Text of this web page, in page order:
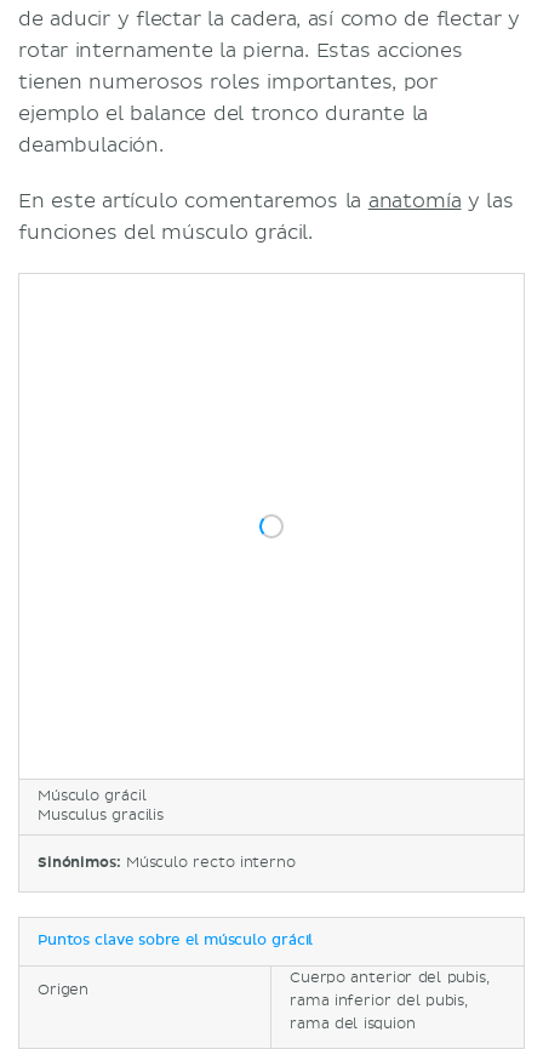
Músculo grácil
Musculus gracilis
Sinónimos: Músculo recto interno
de aducir y flectar la cadera, así como de flectar y
rotar internamente la pierna. Estas acciones
tienen numerosos roles importantes, por
ejemplo el balance del tronco durante la
deambulación.
En este artículo comentaremos la anatomía y las
funciones del músculo grácil.
Puntos clave sobre el músculo grácil
Origen
Cuerpo anterior del pubis,
rama inferior del pubis,
rama del isquion